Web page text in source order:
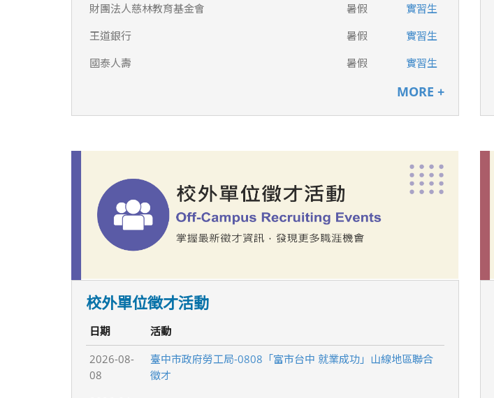
財團法人慈林教育基金會
暑假
實習生
王道銀行
暑假
實習生
國泰人壽
暑假 實習生
MORE +
校外單位徵才活動
日期
活動
2026-08-
08
臺中市政府勞工局-0808「富市台中 就業成功」山線地區聯合
徵才